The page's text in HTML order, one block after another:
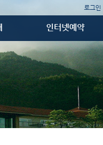
로그인
인터넷예약
티타임예약
골프텔 예약
1박2일예약
예약조회/취소